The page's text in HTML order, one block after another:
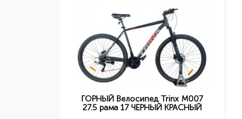
ГОРНЫЙ Велосипед Trinx M007
27.5 рама 17 ЧЕРНЫЙ КРАСНЫЙ